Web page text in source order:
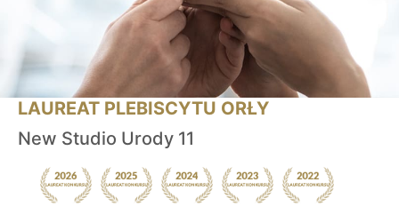
LAUREAT PLEBISCYTU ORŁY
New Studio Urody 11